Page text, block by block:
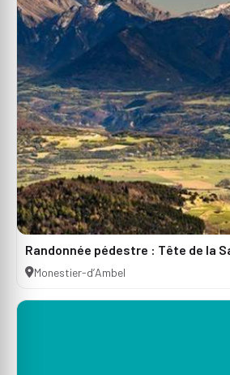
Randonnée pédestre : Tête de la
Monestier-d’Ambel